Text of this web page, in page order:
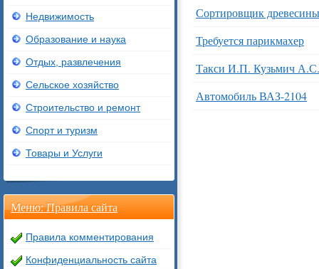
Сортировщик древесины
Требуется парикмахер
Такси И.П. Кузьмич А.С.
Автомобиль ВАЗ-2104
Недвижимость
Образование и наука
Отдых, развлечения
Сельское хозяйство
Строительство и ремонт
Спорт и туризм
Товары и Услуги
Меню: Правила сайта
Правила комментирования
Конфиденциальность сайта